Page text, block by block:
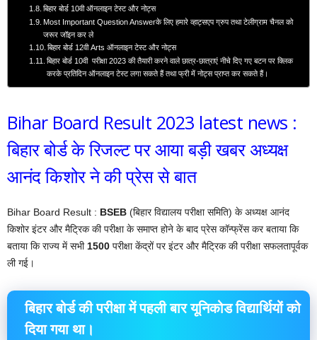
बिहार बोर्ड 10वी ऑनलाइन टेस्ट और नोट्स
Most Important Question Answerके लिए हमारे व्हाट्सएप ग्रुप तथा टेलीग्राम चैनल को
जरूर जॉइन कर ले
बिहार बोर्ड 12वी Arts ऑनलाइन टेस्ट और नोट्स
बिहार बोर्ड 10वी परीक्षा 2023 की तैयारी करने वाले छात्र-छात्राएं नीचे दिए गए बटन पर क्लिक
करके प्रतिदिन ऑनलाइन टेस्ट लगा सकते हैं तथा फ्री में नोट्स प्राप्त कर सकते हैं।
Bihar Board Result 2023 latest news :
बिहार बोर्ड के रिजल्ट पर आया बड़ी खबर अध्यक्ष
आनंद किशोर ने की प्रेस से बात
Bihar Board Result : BSEB (बिहार विद्यालय परीक्षा समिति) के अध्यक्ष आनंद
किशोर इंटर और मैट्रिक की परीक्षा के समाप्त होने के बाद प्रेस कॉन्फ्रेंस कर बताया कि
बताया कि राज्य में सभी 1500 परीक्षा केंद्रों पर इंटर और मैट्रिक की परीक्षा सफलतापूर्वक
ली गई।
बिहार बोर्ड की परीक्षा में पहली बार यूनिकोड विद्यार्थियों को
दिया गया था।